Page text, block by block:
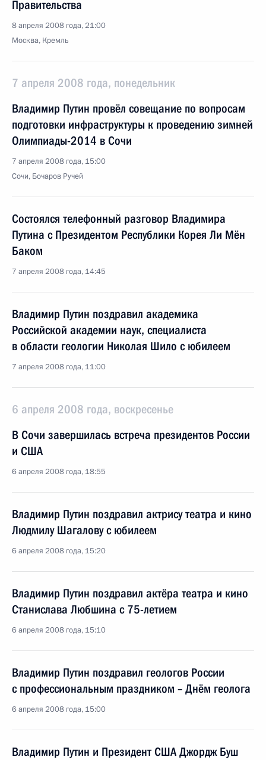
Правительства
8 апреля 2008 года, 21:00
Москва, Кремль
7 апреля 2008 года, понедельник
Владимир Путин провёл совещание по вопросам
подготовки инфраструктуры к проведению зимней
Олимпиады-2014 в Сочи
7 апреля 2008 года, 15:00
Сочи, Бочаров Ручей
Состоялся телефонный разговор Владимира
Путина с Президентом Республики Корея Ли Мён
Баком
7 апреля 2008 года, 14:45
Владимир Путин поздравил академика
Российской академии наук, специалиста
в области геологии Николая Шило с юбилеем
7 апреля 2008 года, 11:00
6 апреля 2008 года, воскресенье
В Сочи завершилась встреча президентов России
и США
6 апреля 2008 года, 18:55
Владимир Путин поздравил актрису театра и кино
Людмилу Шагалову с юбилеем
6 апреля 2008 года, 15:20
Владимир Путин поздравил актёра театра и кино
Станислава Любшина с 75-летием
6 апреля 2008 года, 15:10
Владимир Путин поздравил геологов России
с профессиональным праздником – Днём геолога
6 апреля 2008 года, 15:00
Владимир Путин и Президент США Джордж Буш